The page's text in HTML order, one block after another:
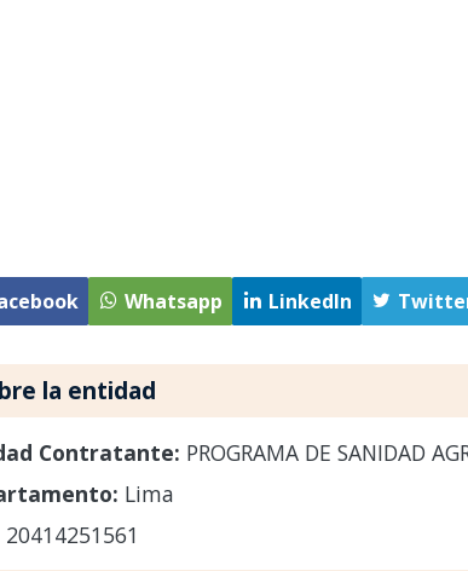
Whatsapp LinkedIn
la entidad
Contratante: PROGRAMA DE SANIDAD
Lima
20414251561